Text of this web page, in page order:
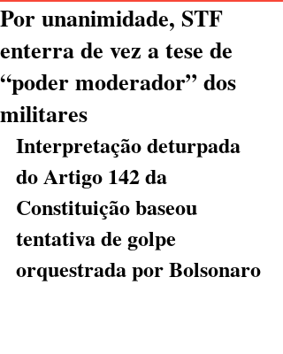
Por unanimidade, STF
enterra de vez a tese de
“poder moderador” dos
militares
Interpretação deturpada
do Artigo 142 da
Constituição baseou
tentativa de golpe
orquestrada por Bolsonaro